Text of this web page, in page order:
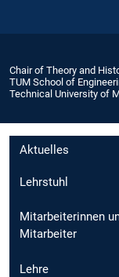
Chair of Theory and
TUM School of
Technical University of
Aktuelles
Lehrstuhl
Mitarbeiterinnen
Mitarbeiter
Lehre